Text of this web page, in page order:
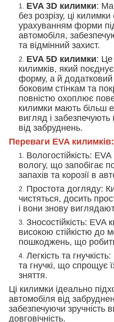
EVA 3D килимки:
без розрізу, ці
урахуванням форми
автомобіля,
та відмінний захист.
EVA 5D килимки: Це
килимків, який
форму, а й додатковий
боковим стінкам та
повністю охоплює
килимки мають більш
вигляд і
від забруднень.
Переваги EVA килимків:
Вологостійкість: EVA
вологу, що запобігає
запахів та корозії в
Простота догляду:
чистяться, досить
і вони знову
Зносостійкість: EVA
високою стійкістю до
пошкоджень, що
Легкість та гнучкість:
та гнучкі, що спрощує
зняття.
Ці килимки ідеально
автомобіля від
забезпечуючи зручність
довговічність.